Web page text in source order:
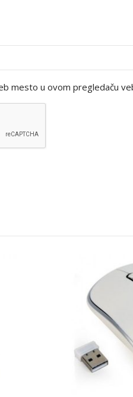
mesto u ovom pregledaču